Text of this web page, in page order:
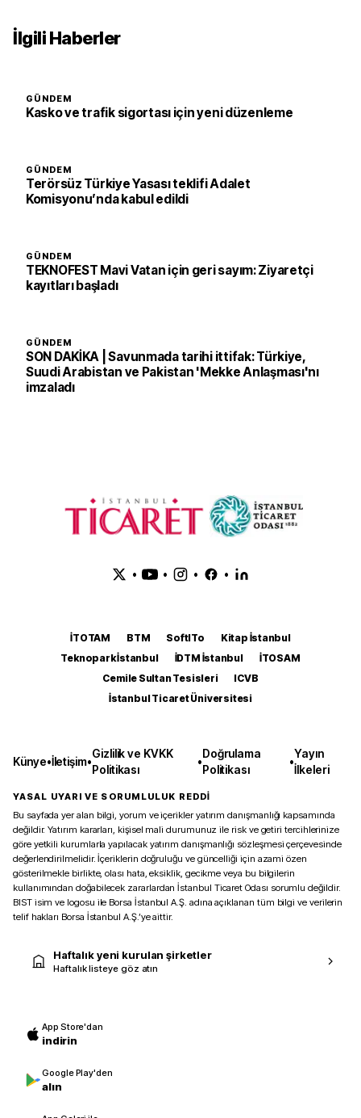
İlgili Haberler
GÜNDEM
Kasko ve trafik sigortası için yeni düzenleme
GÜNDEM
Terörsüz Türkiye Yasası teklifi Adalet
Komisyonu’nda kabul edildi
GÜNDEM
TEKNOFEST Mavi Vatan için geri sayım: Ziyaretçi
kayıtları başladı
GÜNDEM
SON DAKİKA | Savunmada tarihi ittifak: Türkiye,
Suudi Arabistan ve Pakistan 'Mekke Anlaşması'nı
imzaladı
• • • •
İTOTAM BTM SoftITo
Kitap İstanbul
Teknopark İstanbul
İDTM İstanbul
İTOSAM
Cemile Sultan Tesisleri
ICVB
İstanbul Ticaret Üniversitesi
Künye•İletişim•
Gizlilik ve KVKK
Politikası
•
Doğrulama
Politikası
•
Yayın
İlkeleri
YASAL UYARI VE SORUMLULUK REDDİ
Bu sayfada yer alan bilgi, yorum ve içerikler yatırım danışmanlığı kapsamında
değildir. Yatırım kararları, kişisel mali durumunuz ile risk ve getiri tercihlerinize
göre yetkili kurumlarla yapılacak yatırım danışmanlığı sözleşmesi çerçevesinde
değerlendirilmelidir. İçeriklerin doğruluğu ve güncelliği için azami özen
gösterilmekle birlikte, olası hata, eksiklik, gecikme veya bu bilgilerin
kullanımından doğabilecek zararlardan İstanbul Ticaret Odası sorumlu değildir.
BIST isim ve logosu ile Borsa İstanbul A.Ş. adına açıklanan tüm bilgi ve verilerin
telif hakları Borsa İstanbul A.Ş.’ye aittir.
Haftalık yeni kurulan şirketler
Haftalık listeye göz atın
App Store'dan
indirin
Google Play'den
alın